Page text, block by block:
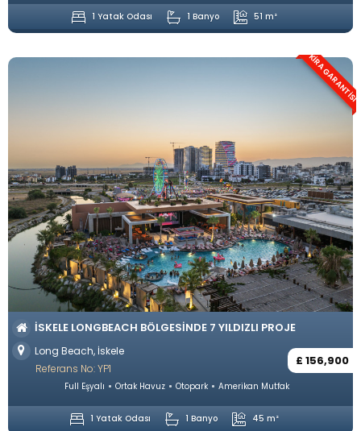
1 Yatak Odası 1 Banyo 51 m²
KIRA GARANTISI
İSKELE LONGBEACH BÖLGESINDE 7 YILDIZLI PROJE
Long Beach, İskele
£ 156,900
Referans No: YP1
Full Eşyalı Ortak Havuz Otopark Amerikan Mutfak
1 Yatak Odası 1 Banyo 45 m²